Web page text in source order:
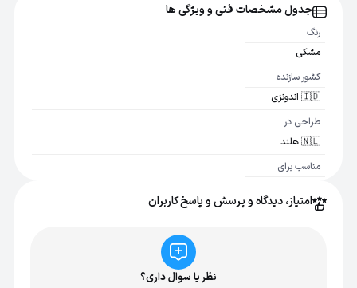
جدول مشخصات فنی و ویژگی ها
رنگ
مشکی
کشور سازنده
🇮🇩 اندونزی
طراحی در
🇳🇱 هلند
مناسب برای
استامتیاز، دیدگاه و پرسش و پاسخ کاربران
نظر یا سوال داری؟